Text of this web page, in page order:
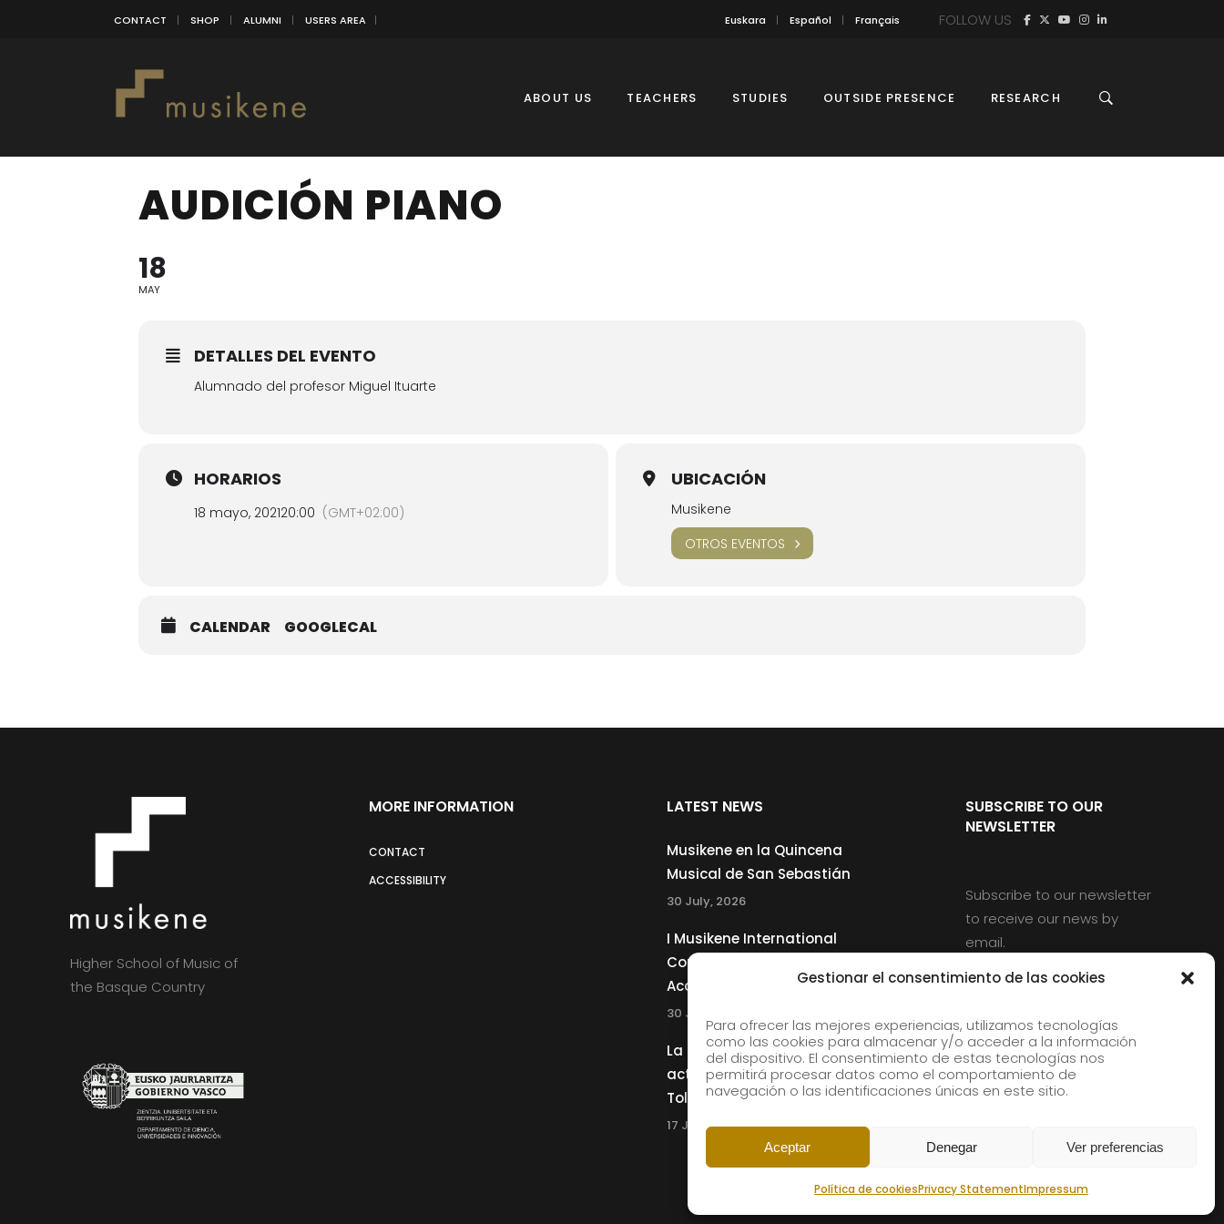
Gestionar el consentimiento de las cookies
Para ofrecer las mejores experiencias, utilizamos tecnologías
como las cookies para almacenar y/o acceder a la información
del dispositivo. El consentimiento de estas tecnologías nos
permitirá procesar datos como el comportamiento de
navegación o las identificaciones únicas en este sitio.
Aceptar Denegar Ver preferencias
Política de cookiesPrivacy StatementImpressum
CONTACT SHOP ALUMNI USERS AREA Euskara Español Français FOLLOW US
ABOUT US TEACHERS STUDIES OUTSIDE PRESENCE RESEARCH
AUDICIÓN PIANO
18
MAY
DETALLES DEL EVENTO
Alumnado del profesor Miguel Ituarte
HORARIOS
18 mayo, 202120:00 (GMT+02:00)
UBICACIÓN
Musikene
OTROS EVENTOS
CALENDAR GOOGLECAL
Higher School of Music of
the Basque Country
MORE INFORMATION
CONTACT
ACCESSIBILITY
LATEST NEWS
Musikene en la Quincena
Musical de San Sebastián
30 July, 2026
I Musikene International
Competition for Young
Accordionists
30 July, 2026
La Musikene Big Band
actuará junto a Charles
Tolliver en el 61 Jazzaldia
17 July, 2026
SUBSCRIBE TO OUR
NEWSLETTER
Subscribe to our newsletter
to receive our news by
email.